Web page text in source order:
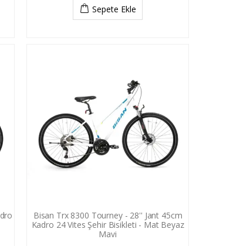
Sepete Ekle
Bisan Trx 8300 Tourney - 28'' Jant 45cm
Kadro 24 Vites Şehir Bisikleti - Mat Beyaz
Mavi